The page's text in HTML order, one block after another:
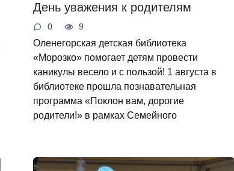
День уважения к родителям
0 9
Оленегорская детская библиотека
«Морозко» помогает детям провести
каникулы весело и с пользой! 1 августа в
библиотеке прошла познавательная
программа «Поклон вам, дорогие
родители!» в рамках Семейного